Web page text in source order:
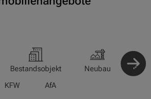
Bestandsobjekt Neubau
KFW
AfA